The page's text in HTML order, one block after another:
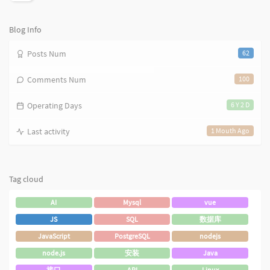
Blog Info
62
Posts Num
100
Comments Num
6 Y 2 D
Operating Days
1 Mouth Ago
Last activity
Tag cloud
AI Mysql
vue
JS
SQL
数据库
JavaScript
PostgreSQL
nodejs
node.js
安装
Java